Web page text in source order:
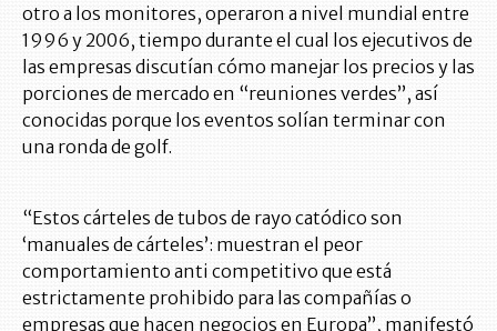
otro a los monitores, operaron a nivel mundial entre
1996 y 2006, tiempo durante el cual los ejecutivos de
las empresas discutían cómo manejar los precios y las
porciones de mercado en “reuniones verdes”, así
conocidas porque los eventos solían terminar con
una ronda de golf.
“Estos cárteles de tubos de rayo catódico son
‘manuales de cárteles’: muestran el peor
comportamiento anti competitivo que está
estrictamente prohibido para las compañías o
empresas que hacen negocios en Europa”, manifestó